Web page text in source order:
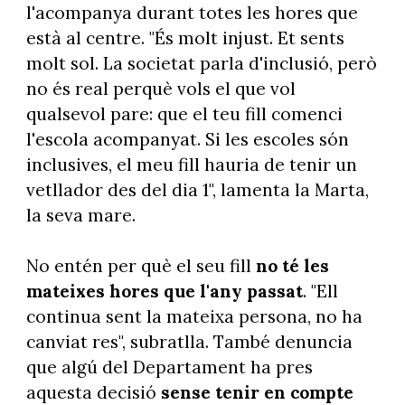
l'acompanya durant totes les hores que
està al centre. "És molt injust. Et sents
molt sol. La societat parla d'inclusió, però
no és real perquè vols el que vol
qualsevol pare: que el teu fill comenci
l'escola acompanyat. Si les escoles són
inclusives, el meu fill hauria de tenir un
vetllador des del dia 1", lamenta la Marta,
la seva mare.
No entén per què el seu fill no té les
mateixes hores que l'any passat. "Ell
continua sent la mateixa persona, no ha
canviat res", subratlla. També denuncia
que algú del Departament ha pres
aquesta decisió sense tenir en compte